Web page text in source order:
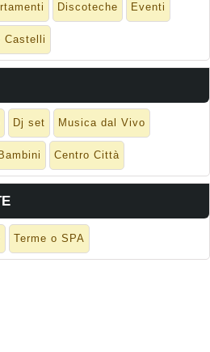
Discoteche Eventi
Castelli
Dj set Musica dal Vivo
Centro Città
Terme o SPA